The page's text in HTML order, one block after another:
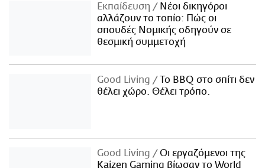
Εκπαίδευση
Νέοι δικηγόροι
αλλάζουν το τοπίο: Πώς οι
σπουδές Νομικής οδηγούν σε
θεσμική συμμετοχή
Good Living
Το BBQ στο σπίτι δεν
θέλει χώρο. Θέλει τρόπο.
Good Living
Οι εργαζόμενοι της
Kaizen Gaming βίωσαν το World